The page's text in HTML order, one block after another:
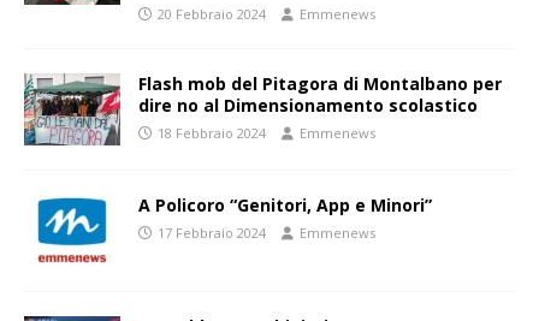
20 Febbraio 2024 Emmenews
Flash mob del Pitagora di Montalbano per
dire no al Dimensionamento scolastico
18 Febbraio 2024 Emmenews
A Policoro “Genitori, App e Minori”
17 Febbraio 2024 Emmenews